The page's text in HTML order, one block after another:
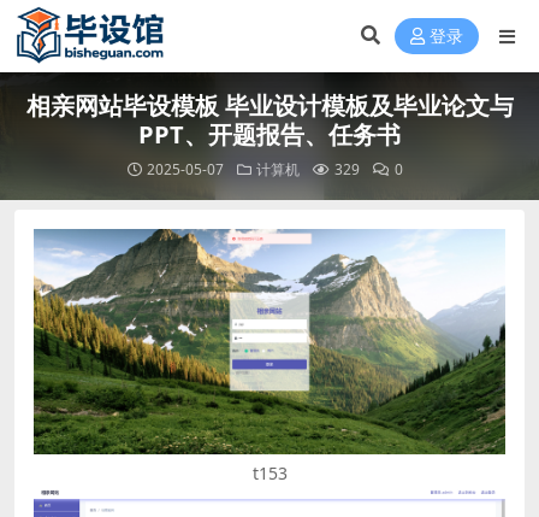
登录
相亲网站毕设模板 毕业设计模板及毕业论文与
PPT、开题报告、任务书
2025-05-07 计算机 329 0
t153